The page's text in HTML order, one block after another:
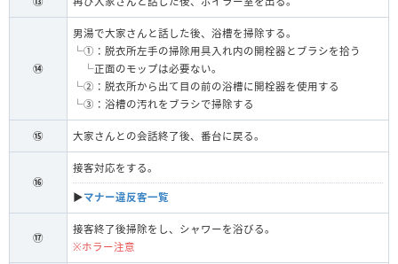
⑭
男湯で大家さんと話した後、浴槽を掃除する。
└①：脱衣所左手の掃除用具入れ内の開栓器とブラシを拾う
└正面のモップは必要ない。
└②：脱衣所から出て目の前の浴槽に開栓器を使用する
└③：浴槽の汚れをブラシで掃除する
⑮ 大家さんとの会話終了後、番台に戻る。
⑯
接客対応をする。
▶︎マナー違反客一覧
⑰
接客終了後掃除をし、シャワーを浴びる。
※ホラー注意